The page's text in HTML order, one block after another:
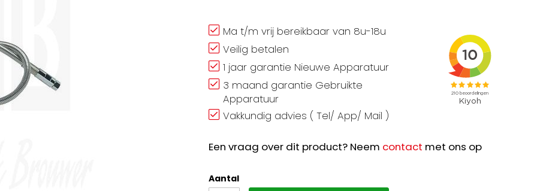
Ma t/m vrij bereikbaar van 8u-18u
Veilig betalen
1 jaar garantie Nieuwe Apparatuur
3 maand garantie Gebruikte
Apparatuur
Vakkundig advies ( Tel/ App/ Mail )
Een vraag over dit product? Neem contact met ons op
Aantal